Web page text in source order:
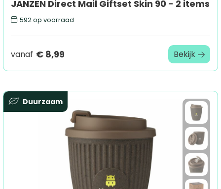
JANZEN Direct Mail Giftset Skin 90 - 2 items
592op voorraad
vanaf € 8,99 Bekijk
Duurzaam